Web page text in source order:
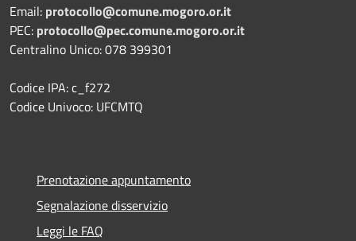
Email: protocollo@comune.mogoro.or.it
PEC: protocollo@pec.comune.mogoro.or.it
Centralino Unico: 078 399301
Codice IPA: c_f272
Codice Univoco: UFCMTQ
Prenotazione appuntamento
Segnalazione disservizio
Leggi le FAQ